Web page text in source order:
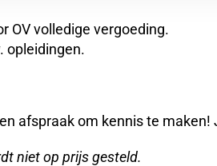
OV volledige vergoeding.
opleidingen.
afspraak om kennis te maken!
niet op prijs gesteld.